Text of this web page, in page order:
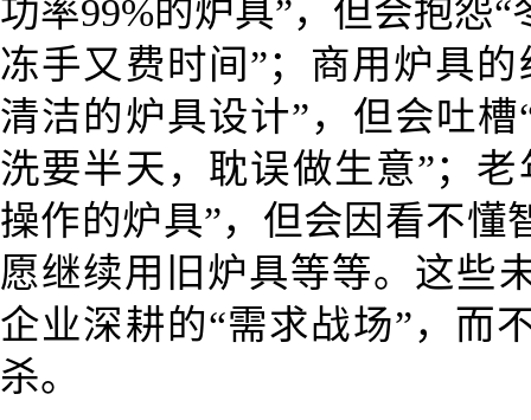
功率99%的炉具”，但会抱怨
冻手又费时间”；商用炉具
清洁的炉具设计”，但会吐
洗要半天，耽误做生意”；
操作的炉具”，但会因看不懂
愿继续用旧炉具等等。这些
企业深耕的“需求战场”，而
杀。